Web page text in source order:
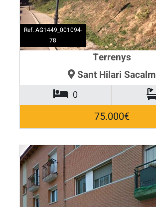
Ref. AG1449_001094-
78
Terrenys
Sant Hilari Sacalm
0
75.000€